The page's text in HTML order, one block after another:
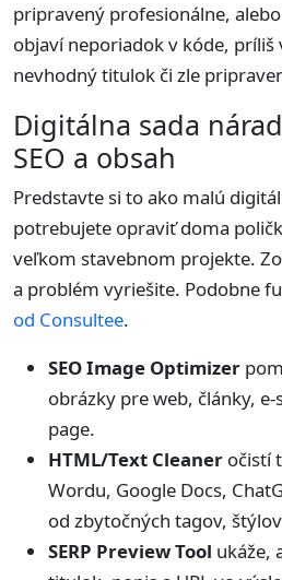
pripravený profesionálne,
objaví neporiadok v kóde, príliš
nevhodný titulok či zle
Digitálna sada
SEO a obsah
Predstavte si to ako malú
potrebujete opraviť doma
veľkom stavebnom projekte.
a problém vyriešite. Podobne
od Consultee.
SEO Image Optimizer
obrázky pre web, články,
page.
HTML/Text Cleaner očistí
Wordu, Google Docs,
od zbytočných tagov,
SERP Preview Tool ukáže,